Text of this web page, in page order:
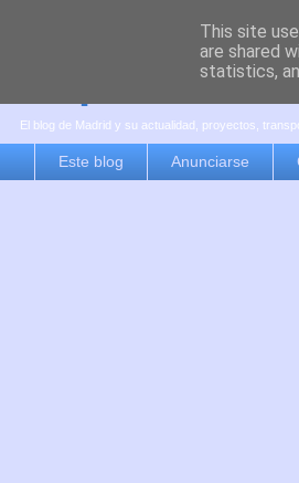
es por
El blog de Madrid y su actualidad, proyectos,
Este blog Anunciarse
This site
are shared
statistics,